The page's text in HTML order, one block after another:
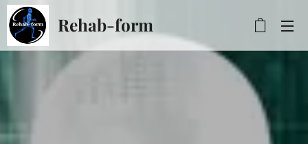
Rehab-form